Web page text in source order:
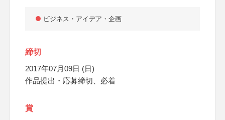
ビジネス・アイデア・企画
締切
2017年07月09日 (日)
作品提出・応募締切、必着
賞